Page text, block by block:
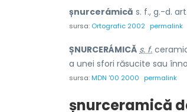
șnurcerámică s. f., g.-d. art.
sursa: Ortografic 2002 permalink
ȘNURCERÁMICĂ s. f.
a unei sfori răsucite sau
sursa:MDN '00 2000 permalink
șnurceramică